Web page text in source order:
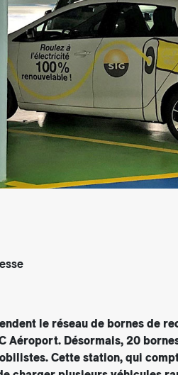
règlements
le réseau de bornes de
Aéroport. Désormais, 20
Cette station, qui